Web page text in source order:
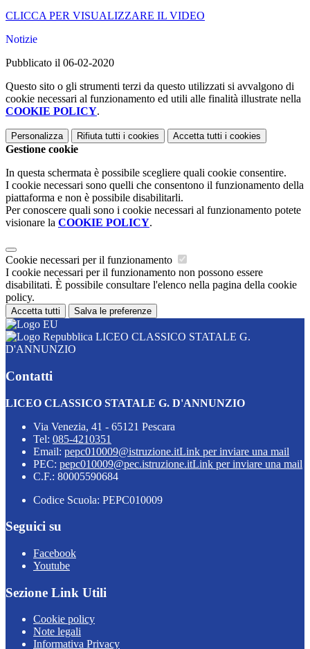
CLICCA PER VISUALIZZARE IL VIDEO
Notizie
Pubblicato il 06-02-2020
Questo sito o gli strumenti terzi da questo utilizzati si avvalgono di
cookie necessari al funzionamento ed utili alle finalità illustrate nella
COOKIE POLICY.
Personalizza Rifiuta tutti i cookies Accetta tutti i cookies
Gestione cookie
In questa schermata è possibile scegliere quali cookie consentire.
I cookie necessari sono quelli che consentono il funzionamento della
piattaforma e non è possibile disabilitarli.
Per conoscere quali sono i cookie necessari al funzionamento potete
visionare la COOKIE POLICY.
Cookie necessari per il funzionamento
I cookie necessari per il funzionamento non possono essere
disabilitati. È possibile consultare l'elenco nella pagina della cookie
policy.
Accetta tutti Salva le preferenze
LICEO CLASSICO STATALE G.
D'ANNUNZIO
Contatti
LICEO CLASSICO STATALE G. D'ANNUNZIO
Via Venezia, 41 - 65121 Pescara
Tel: 085-4210351
Email: pepc010009@istruzione.itLink per inviare una mail
PEC: pepc010009@pec.istruzione.itLink per inviare una mail
C.F.: 80005590684
Codice Scuola: PEPC010009
Seguici su
Facebook
Youtube
Sezione Link Utili
Cookie policy
Note legali
Informativa Privacy